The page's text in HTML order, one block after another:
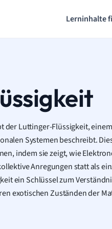
Lerninhalte
der Luttinger-Flüssigkeit,
Systemen beschreibt.
indem sie zeigt, wie
Anregungen statt als
ein Schlüssel zum
exotischen Zuständen der